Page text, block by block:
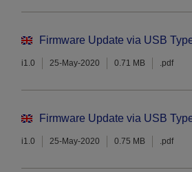
Firmware Update via USB
i1.0 25-May-2020 0.71 MB .pdf
Firmware Update via USB
i1.0 25-May-2020 0.75 MB .pdf